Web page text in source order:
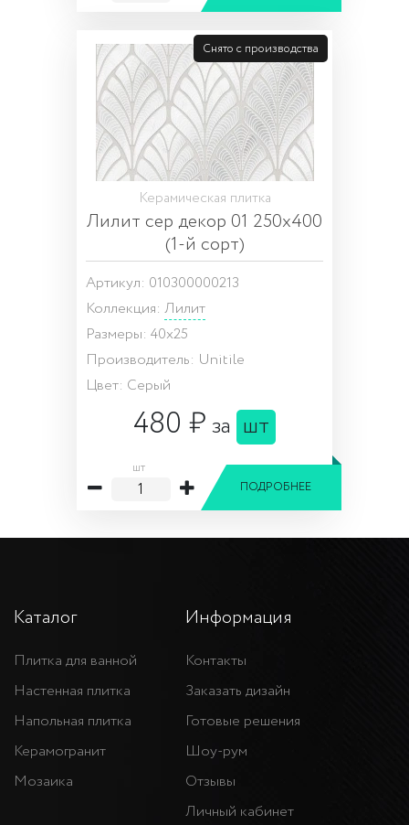
Снято с производства
Керамическая плитка
Лилит сер декор 01 250х400
(1-й сорт)
Артикул: 010300000213
Коллекция: Лилит
Размеры: 40x25
Производитель: Unitile
Цвет: Серый
480 ₽за шт
шт
ПОДРОБНЕЕ
Каталог
Плитка для ванной
Настенная плитка
Напольная плитка
Керамогранит
Мозаика
Информация
Контакты
Заказать дизайн
Готовые решения
Шоу-рум
Отзывы
Личный кабинет